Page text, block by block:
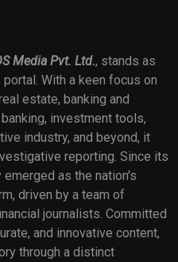
Media Pvt. Ltd., stands as
With a keen focus on
estate, banking and
investment tools,
industry, and beyond, it
reporting. Since its
emerged as the nation's
driven by a team of
journalists. Committed
and innovative content,
through a distinct